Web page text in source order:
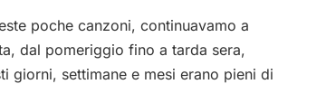
poche canzoni, continuavamo a
dal pomeriggio fino a tarda sera,
giorni, settimane e mesi erano pieni di